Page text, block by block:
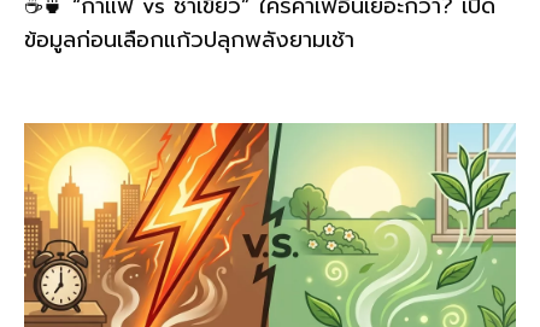
ข้อมูลก่อนเลือกแก้วปลุกพลังยามเช้า